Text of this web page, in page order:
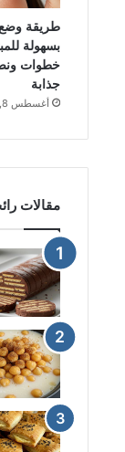
طريقة
خطوات
جذابة
أغسطس 8, 2025
مقالات